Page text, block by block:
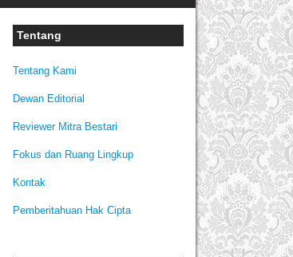
Tentang
Tentang Kami
Dewan Editorial
Reviewer Mitra Bestari
Fokus dan Ruang Lingkup
Kontak
Pemberitahuan Hak Cipta